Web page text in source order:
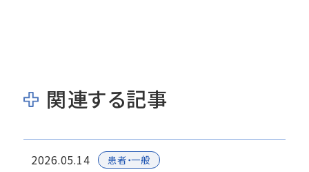
関連する記事
2026.05.14 患者・一般